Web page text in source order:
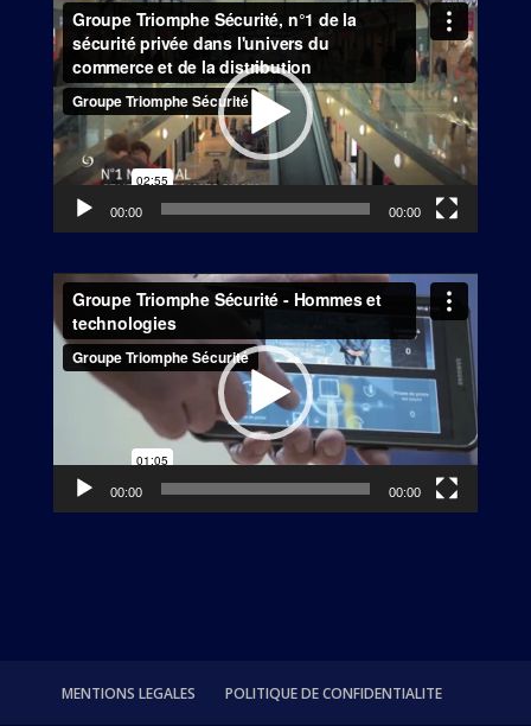
vidéo
00:00 00:00
Lecteur
vidéo
00:00 00:00
MENTIONS LEGALES POLITIQUE DE CONFIDENTIALITE